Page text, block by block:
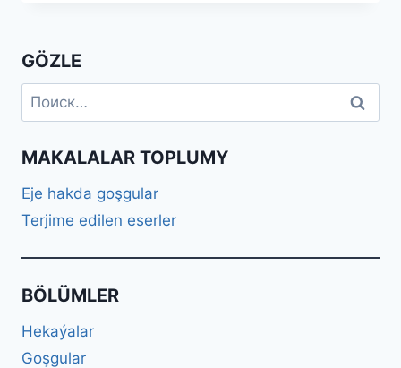
GÖZLE
Найти:
MAKALALAR TOPLUMY
Eje hakda goşgular
Terjime edilen eserler
BÖLÜMLER
Hekaýalar
Goşgular